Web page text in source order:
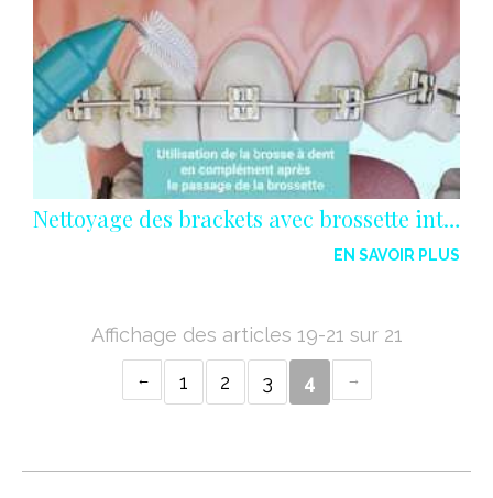
Nettoyage des brackets avec brossette interdentaire
EN SAVOIR PLUS
Affichage des articles 19-21 sur 21
1 2 3 4